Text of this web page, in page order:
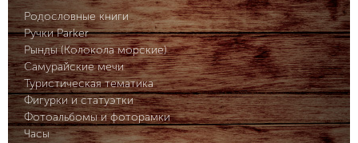
Родословные книги
Ручки Parker
Рынды (Колокола морские)
Самурайские мечи
Туристическая тематика
Фигурки и статуэтки
Фотоальбомы и фоторамки
Часы